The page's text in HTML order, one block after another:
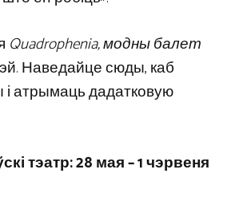
Quadrophenia, модны балет
Наведайце сюды, каб
атрымаць дадатковую
тэатр: 28 мая – 1 чэрвеня